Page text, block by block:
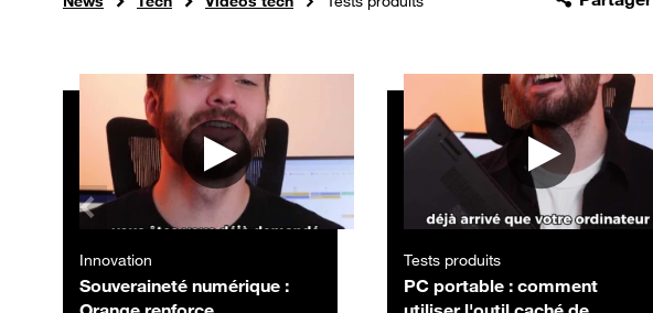
Autres vidéos
Innovation
Souveraineté numérique :
Tests produits
PC portable : comment